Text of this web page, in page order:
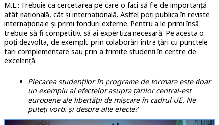
M.L.: Trebuie ca cercetarea pe care o faci să fie de importanță
atât națională, cât și internațională. Astfel poți publica în reviste
internaționale și primi fonduri externe. Pentru a le primi însă
trebuie să fi competitiv, să ai expertiza necesară. Pe acesta o
poți dezvolta, de exemplu prin colaborări între țări cu punctele
tari complementare sau prin a trimite studenți în centre de
excelență.
Plecarea studenților în programe de formare este doar
un exemplu al efectelor asupra țărilor central-est
europene ale libertății de mișcare în cadrul UE. Ne
puteți vorbi și despre alte efecte?